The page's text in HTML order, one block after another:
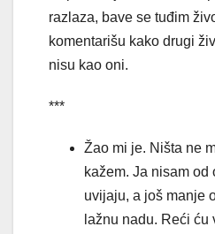
razlaza, bave se tuđim
komentarišu kako drugi
nisu kao oni.
***
Žao mi je. Ništa ne
kažem. Ja nisam od
uvijaju, a još manje
lažnu nadu. Reći ću